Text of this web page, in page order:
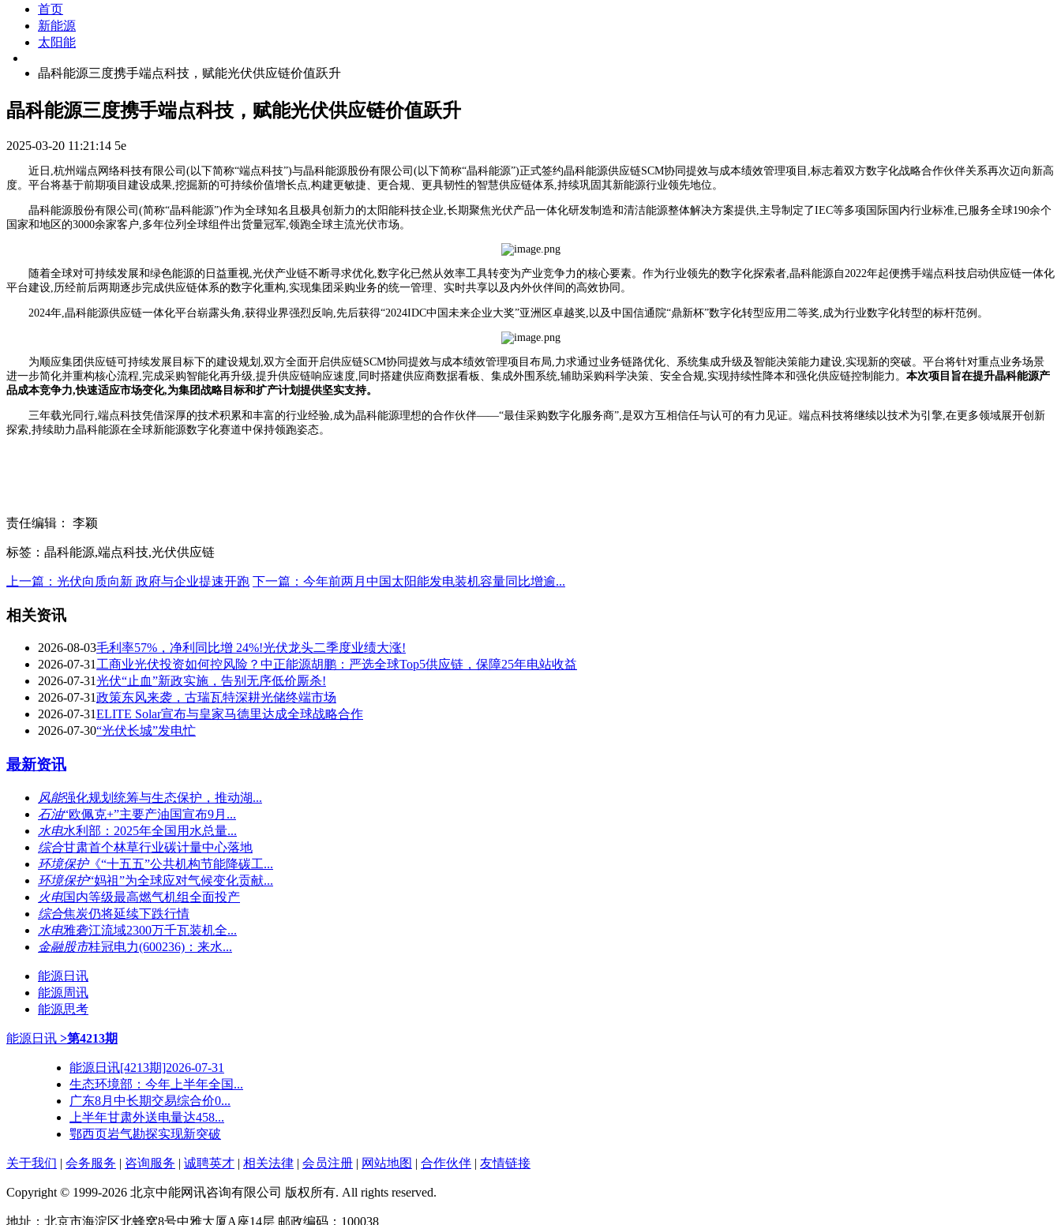
首页
新能源
太阳能
晶科能源三度携手端点科技，赋能光伏供应链价值跃升
晶科能源三度携手端点科技，赋能光伏供应链价值跃升
2025-03-20 11:21:14 5e
近日,杭州端点网络科技有限公司(以下简称“端点科技”)与晶科能源股份有限公司(以下简称“晶科能源”)正式签约晶科能源供应链SCM协同提效与成本绩效管理项目,标志着双方数字化战略合作伙伴关系再次迈向新高
度。平台将基于前期项目建设成果,挖掘新的可持续价值增长点,构建更敏捷、更合规、更具韧性的智慧供应链体系,持续巩固其新能源行业领先地位。
晶科能源股份有限公司(简称“晶科能源”)作为全球知名且极具创新力的太阳能科技企业,长期聚焦光伏产品一体化研发制造和清洁能源整体解决方案提供,主导制定了IEC等多项国际国内行业标准,已服务全球190余个
国家和地区的3000余家客户,多年位列全球组件出货量冠军,领跑全球主流光伏市场。
随着全球对可持续发展和绿色能源的日益重视,光伏产业链不断寻求优化,数字化已然从效率工具转变为产业竞争力的核心要素。作为行业领先的数字化探索者,晶科能源自2022年起便携手端点科技启动供应链一体化
平台建设,历经前后两期逐步完成供应链体系的数字化重构,实现集团采购业务的统一管理、实时共享以及内外伙伴间的高效协同。
2024年,晶科能源供应链一体化平台崭露头角,获得业界强烈反响,先后获得“2024IDC中国未来企业大奖”亚洲区卓越奖,以及中国信通院“鼎新杯”数字化转型应用二等奖,成为行业数字化转型的标杆范例。
为顺应集团供应链可持续发展目标下的建设规划,双方全面开启供应链SCM协同提效与成本绩效管理项目布局,力求通过业务链路优化、系统集成升级及智能决策能力建设,实现新的突破。平台将针对重点业务场景
进一步简化并重构核心流程,完成采购智能化再升级,提升供应链响应速度,同时搭建供应商数据看板、集成外围系统,辅助采购科学决策、安全合规,实现持续性降本和强化供应链控制能力。 本次项目旨在提升晶科能源产
品成本竞争力,快速适应市场变化,为集团战略目标和扩产计划提供坚实支持。
三年载光同行,端点科技凭借深厚的技术积累和丰富的行业经验,成为晶科能源理想的合作伙伴——“最佳采购数字化服务商”,是双方互相信任与认可的有力见证。端点科技将继续以技术为引擎,在更多领域展开创新
探索,持续助力晶科能源在全球新能源数字化赛道中保持领跑姿态。
责任编辑： 李颖
标签：晶科能源,端点科技,光伏供应链
上一篇：光伏向质向新 政府与企业提速开跑 下一篇：今年前两月中国太阳能发电装机容量同比增逾...
相关资讯
2026-08-03毛利率57%，净利同比增 24%!光伏龙头二季度业绩大涨!
2026-07-31 工商业光伏投资如何控风险？中正能源胡鹏：严选全球Top5供应链，保障25年电站收益
2026-07-31光伏“止血”新政实施，告别无序低价厮杀!
2026-07-31政策东风来袭，古瑞瓦特深耕光储终端市场
2026-07-31ELITE Solar宣布与皇家马德里达成全球战略合作
2026-07-30“光伏长城”发电忙
最新资讯
风能强化规划统筹与生态保护，推动湖...
石油“欧佩克+”主要产油国宣布9月...
水电水利部：2025年全国用水总量...
综合甘肃首个林草行业碳计量中心落地
环境保护《“十五五”公共机构节能降碳工...
环境保护“妈祖”为全球应对气候变化贡献...
火电国内等级最高燃气机组全面投产
综合焦炭仍将延续下跌行情
水电雅砻江流域2300万千瓦装机全...
金融股市桂冠电力(600236)：来水...
能源日讯
能源周讯
能源思考
能源日讯 >第4213期
能源日讯[4213期]2026-07-31
生态环境部：今年上半年全国...
广东8月中长期交易综合价0...
上半年甘肃外送电量达458...
鄂西页岩气勘探实现新突破
关于我们 | 会务服务 | 咨询服务 | 诚聘英才 | 相关法律 | 会员注册 | 网站地图 | 合作伙伴 | 友情链接
Copyright © 1999-2026 北京中能网讯咨询有限公司 版权所有. All rights reserved.
地址：北京市海淀区北蜂窝8号中雅大厦A座14层 邮政编码：100038